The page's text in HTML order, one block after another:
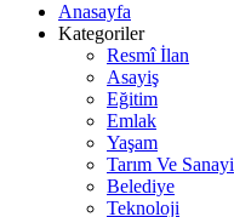
Anasayfa
Kategoriler
Resmî İlan
Asayiş
Eğitim
Emlak
Yaşam
Tarım Ve Sanayi
Belediye
Teknoloji